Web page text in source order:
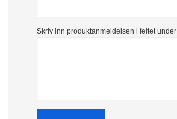
Skriv inn produktanmeldelsen i feltet under